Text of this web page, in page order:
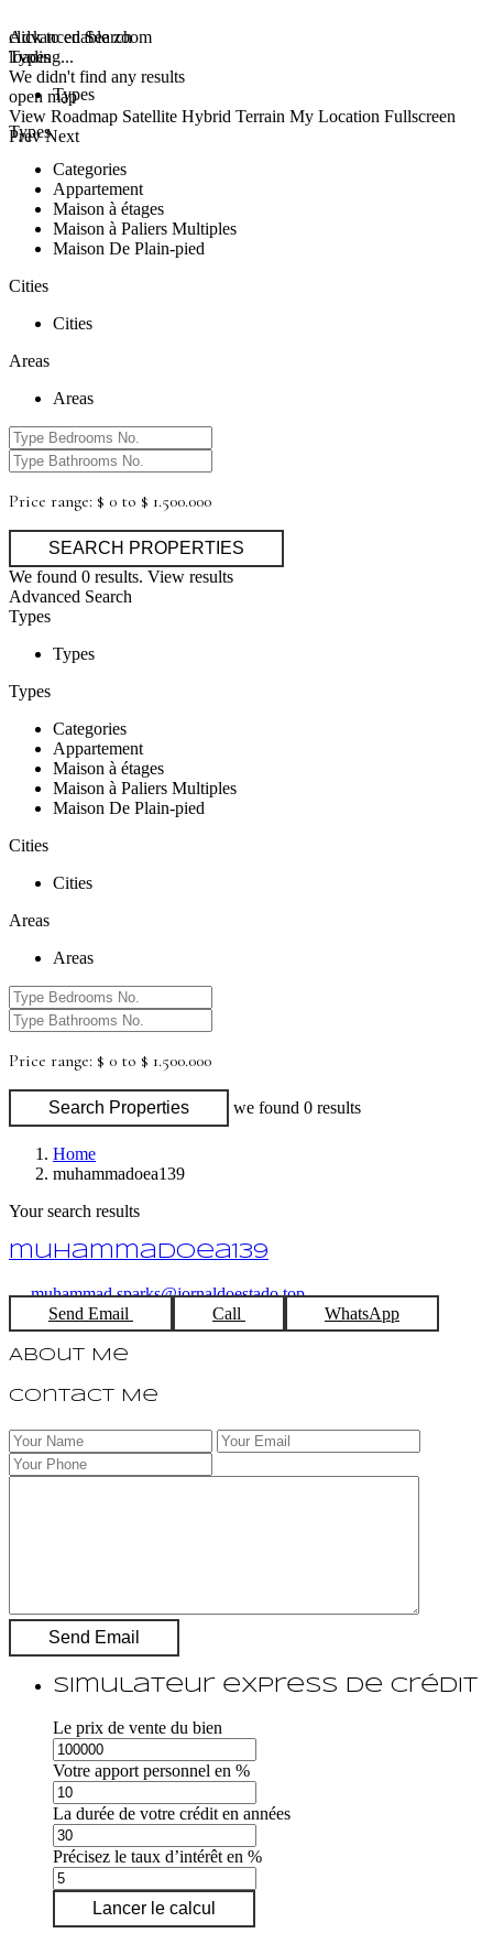
click to enable zoom
loading...
We didn't find any results
open map
View Roadmap Satellite Hybrid Terrain My Location Fullscreen
Prev Next
Advanced Search
Types
Types
Types
Categories
Appartement
Maison à étages
Maison à Paliers Multiples
Maison De Plain-pied
Cities
Cities
Areas
Areas
Price range: $ 0 to $ 1.500.000
We found 0 results. View results
Advanced Search
Types
Types
Types
Categories
Appartement
Maison à étages
Maison à Paliers Multiples
Maison De Plain-pied
Cities
Cities
Areas
Areas
Price range: $ 0 to $ 1.500.000
Search Properties we found 0 results
Home
muhammadoea139
Your search results
muhammadoea139
muhammad.sparks@jornaldoestado.top
Send Email
Call WhatsApp
About Me
Contact Me
Simulateur express de crédit
Le prix de vente du bien
Votre apport personnel en %
La durée de votre crédit en années
Précisez le taux d’intérêt en %
Lancer le calcul